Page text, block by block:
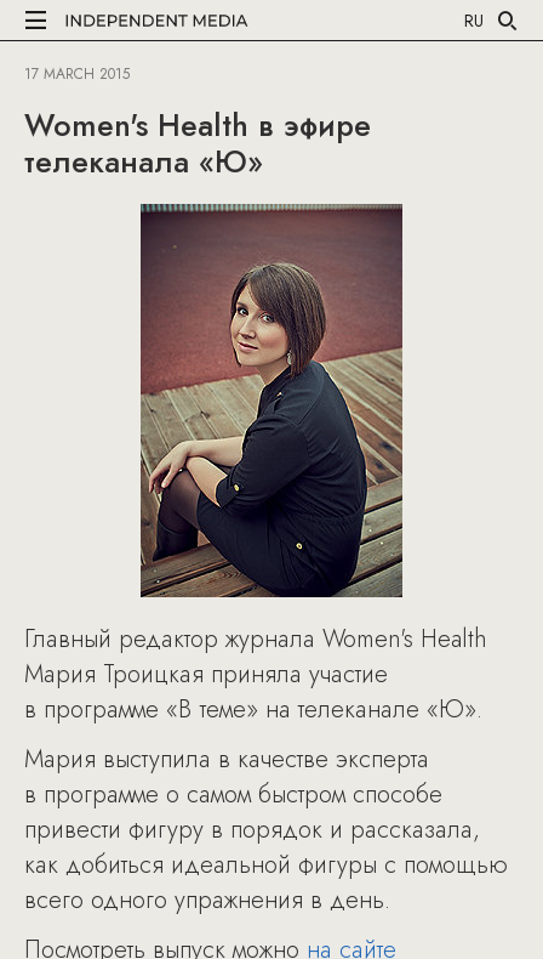
RU
17 MARCH 2015
Women's Health в эфире
телеканала «Ю»
Главный редактор журнала Women's Health
Мария Троицкая приняла участие
в программе «В теме» на телеканале «Ю».
Мария выступила в качестве эксперта
в программе о самом быстром способе
привести фигуру в порядок и рассказала,
как добиться идеальной фигуры с помощью
всего одного упражнения в день.
Посмотреть выпуск можно на сайте